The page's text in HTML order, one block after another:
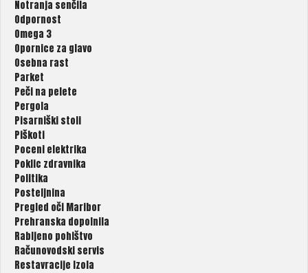
Notranja senčila
Odpornost
Omega 3
Opornice za glavo
Osebna rast
Parket
Peči na pelete
Pergola
Pisarniški stoli
Piškoti
Poceni elektrika
Poklic zdravnika
Politika
Posteljnina
Pregled oči Maribor
Prehranska dopolnila
Rabljeno pohištvo
Računovodski servis
Restavracije Izola